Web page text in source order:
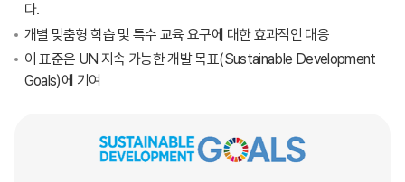
다.
개별 맞춤형 학습 및 특수 교육 요구에 대한 효과적인 대응
이 표준은 UN 지속 가능한 개발 목표(Sustainable Development
Goals)에 기여